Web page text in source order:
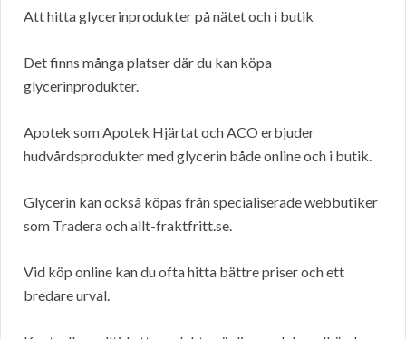
Att hitta glycerinprodukter på nätet och i butik
Det finns många platser där du kan köpa
glycerinprodukter.
Apotek som Apotek Hjärtat och ACO erbjuder
hudvårdsprodukter med glycerin både online och i butik.
Glycerin kan också köpas från specialiserade webbutiker
som Tradera och allt-fraktfritt.se.
Vid köp online kan du ofta hitta bättre priser och ett
bredare urval.